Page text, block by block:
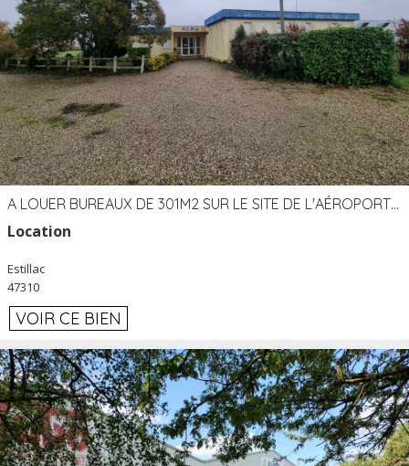
A LOUER BUREAUX DE 301M2 SUR LE SITE DE L'AÉROPORT AGEN LA GARENNE
Location
Estillac
47310
VOIR CE BIEN